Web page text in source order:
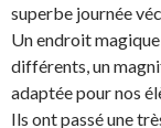
superbe journée
Un endroit magique
différents, un
adaptée pour nos
Ils ont passé une